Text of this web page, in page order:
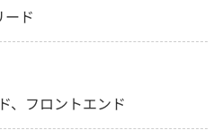
ド
、フロントエンド